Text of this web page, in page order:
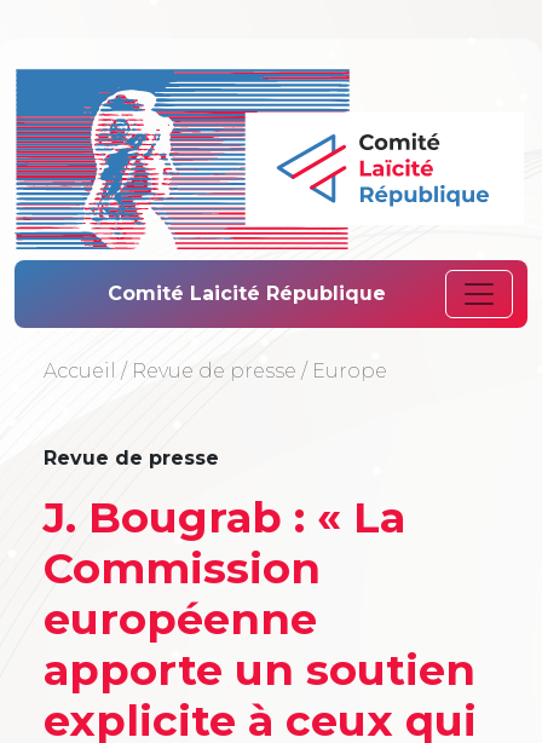
Comité Laïcité
Comité Laicité République
Accueil / Revue de presse / Europe
Revue de presse
J. Bougrab : « La
Commission
européenne
apporte un soutien
explicite à ceux qui